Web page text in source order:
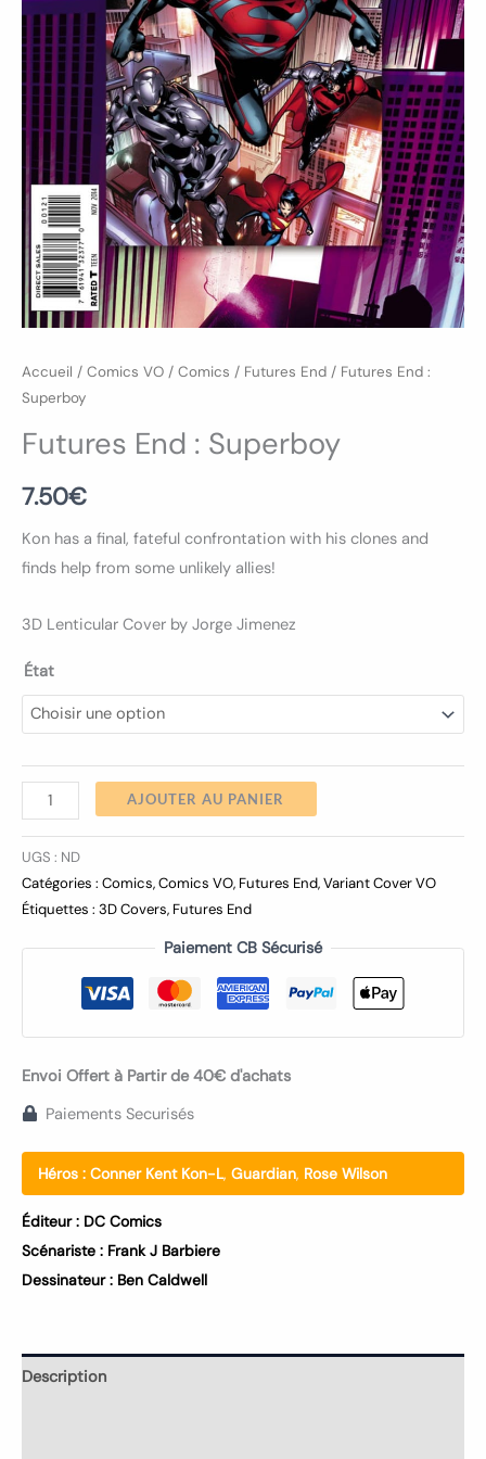
Accueil / Comics VO / Comics / Futures End / Futures End :
Superboy
Futures End : Superboy
7.50€
Kon has a final, fateful confrontation with his clones and
finds help from some unlikely allies!
3D Lenticular Cover by Jorge Jimenez
État
AJOUTER AU PANIER
UGS : ND
Catégories : Comics,Comics VO, Futures End,Variant Cover VO
Étiquettes : 3D Covers, Futures End
Paiement CB Sécurisé
Envoi Offert à Partir de 40€ d'achats
Paiements Securisés
Héros : Conner Kent Kon-L, Guardian, Rose Wilson
Éditeur : DC Comics
Scénariste : Frank J Barbiere
Dessinateur : Ben Caldwell
Description